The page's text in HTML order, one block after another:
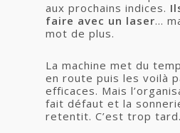
aux prochains indices.
faire avec un laser…
mot de plus.
La machine met du
en route puis les voilà
efficaces. Mais
fait défaut et la
retentit. C’est trop tard.